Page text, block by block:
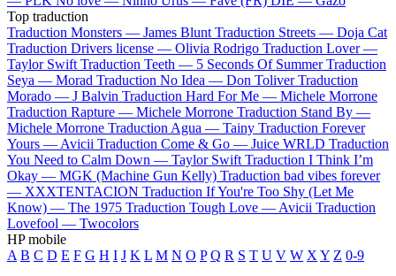
Top traduction
Traduction Monsters — James Blunt Traduction Streets — Doja Cat
Traduction Drivers license — Olivia Rodrigo Traduction Lover —
Taylor Swift Traduction Teeth — 5 Seconds Of Summer Traduction
Seya — Morad Traduction No Idea — Don Toliver Traduction
Morado — J Balvin Traduction Hard For Me — Michele Morrone
Traduction Rapture — Michele Morrone Traduction Stand By —
Michele Morrone Traduction Agua — Tainy Traduction Forever
Yours — Avicii Traduction Come & Go — Juice WRLD Traduction
You Need to Calm Down — Taylor Swift Traduction I Think I’m
Okay — MGK (Machine Gun Kelly) Traduction bad vibes forever
— XXXTENTACION Traduction If You're Too Shy (Let Me
Know) — The 1975 Traduction Tough Love — Avicii Traduction
Lovefool — Twocolors
HP mobile
A B C D E F G H I J K L M N O P Q R S T U V W X Y Z 0-9